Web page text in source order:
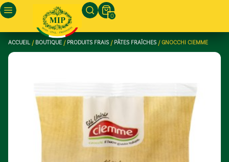
0
ACCUEIL / BOUTIQUE / PRODUITS FRAIS / PÂTES FRAÎCHES / GNOCCHI CIEMME